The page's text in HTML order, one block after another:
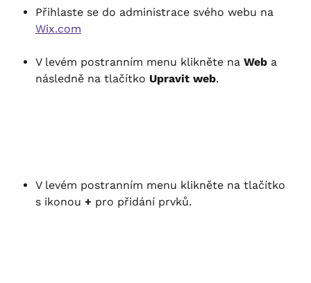
Přihlaste se do administrace svého webu na
Wix.com
V levém postranním menu klikněte na Web a
následně na tlačítko Upravit web.
V levém postranním menu klikněte na tlačítko
s ikonou + pro přidání prvků.